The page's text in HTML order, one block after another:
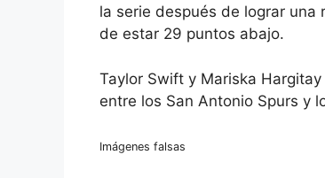
la serie después de lograr una
de estar 29 puntos abajo.
Taylor Swift y Mariska
entre los San Antonio Spurs y
Imágenes falsas